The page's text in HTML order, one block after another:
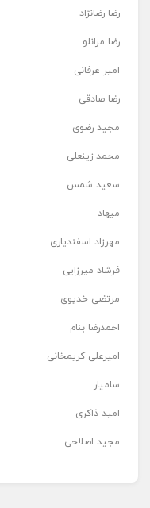
رضا رضانژاد
رضا مرانلو
امیر عرفانی
رضا صادقی
مجید رضوی
محمد زینعلی
سعید شمس
میهاد
مهرزاد اسفندیاری
فرشاد میرزایی
مرتضی خدیوی
احمدرضا بنام
امیرعلی کریمخانی
سامیار
امید ذاکری
مجید اصلاحی